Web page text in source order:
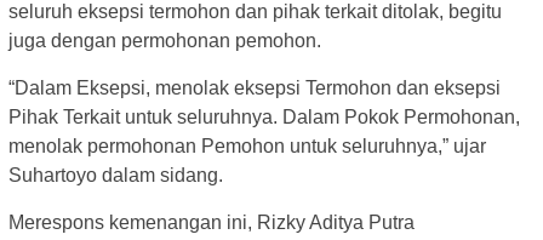
seluruh eksepsi termohon dan pihak terkait ditolak, begitu
juga dengan permohonan pemohon.
“Dalam Eksepsi, menolak eksepsi Termohon dan eksepsi
Pihak Terkait untuk seluruhnya. Dalam Pokok Permohonan,
menolak permohonan Pemohon untuk seluruhnya,” ujar
Suhartoyo dalam sidang.
Merespons kemenangan ini, Rizky Aditya Putra